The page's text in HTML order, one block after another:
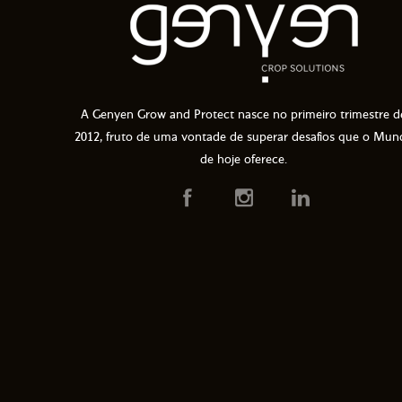
A Genyen Grow and Protect nasce no primeiro trimestre
2012, fruto de uma vontade de superar desafios que o
de hoje oferece.